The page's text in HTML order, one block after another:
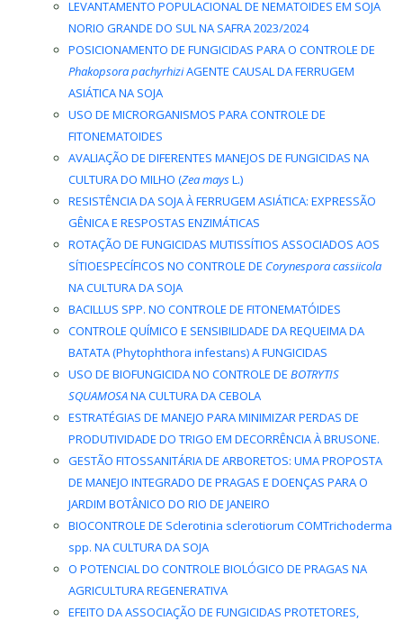
LEVANTAMENTO POPULACIONAL DE NEMATOIDES EM SOJA
NORIO GRANDE DO SUL NA SAFRA 2023/2024
POSICIONAMENTO DE FUNGICIDAS PARA O CONTROLE DE
Phakopsora pachyrhiziAGENTE CAUSAL DA FERRUGEM
ASIÁTICA NA SOJA
USO DE MICRORGANISMOS PARA CONTROLE DE
FITONEMATOIDES
AVALIAÇÃO DE DIFERENTES MANEJOS DE FUNGICIDAS NA
CULTURA DO MILHO (Zea maysL.)
RESISTÊNCIA DA SOJA À FERRUGEM ASIÁTICA: EXPRESSÃO
GÊNICA E RESPOSTAS ENZIMÁTICAS
ROTAÇÃO DE FUNGICIDAS MUTISSÍTIOS ASSOCIADOS AOS
SÍTIOESPECÍFICOS NO CONTROLE DE Corynespora cassiicola
NA CULTURA DA SOJA
BACILLUS SPP. NO CONTROLE DE FITONEMATÓIDES
CONTROLE QUÍMICO E SENSIBILIDADE DA REQUEIMA DA
BATATA (Phytophthora infestans) A FUNGICIDAS
USO DE BIOFUNGICIDA NO CONTROLE DE BOTRYTIS
SQUAMOSANA CULTURA DA CEBOLA
ESTRATÉGIAS DE MANEJO PARA MINIMIZAR PERDAS DE
PRODUTIVIDADE DO TRIGO EM DECORRÊNCIA À BRUSONE.
GESTÃO FITOSSANITÁRIA DE ARBORETOS: UMA PROPOSTA
DE MANEJO INTEGRADO DE PRAGAS E DOENÇAS PARA O
JARDIM BOTÂNICO DO RIO DE JANEIRO
BIOCONTROLE DE Sclerotinia sclerotiorum COMTrichoderma
spp. NA CULTURA DA SOJA
O POTENCIAL DO CONTROLE BIOLÓGICO DE PRAGAS NA
AGRICULTURA REGENERATIVA
EFEITO DA ASSOCIAÇÃO DE FUNGICIDAS PROTETORES,